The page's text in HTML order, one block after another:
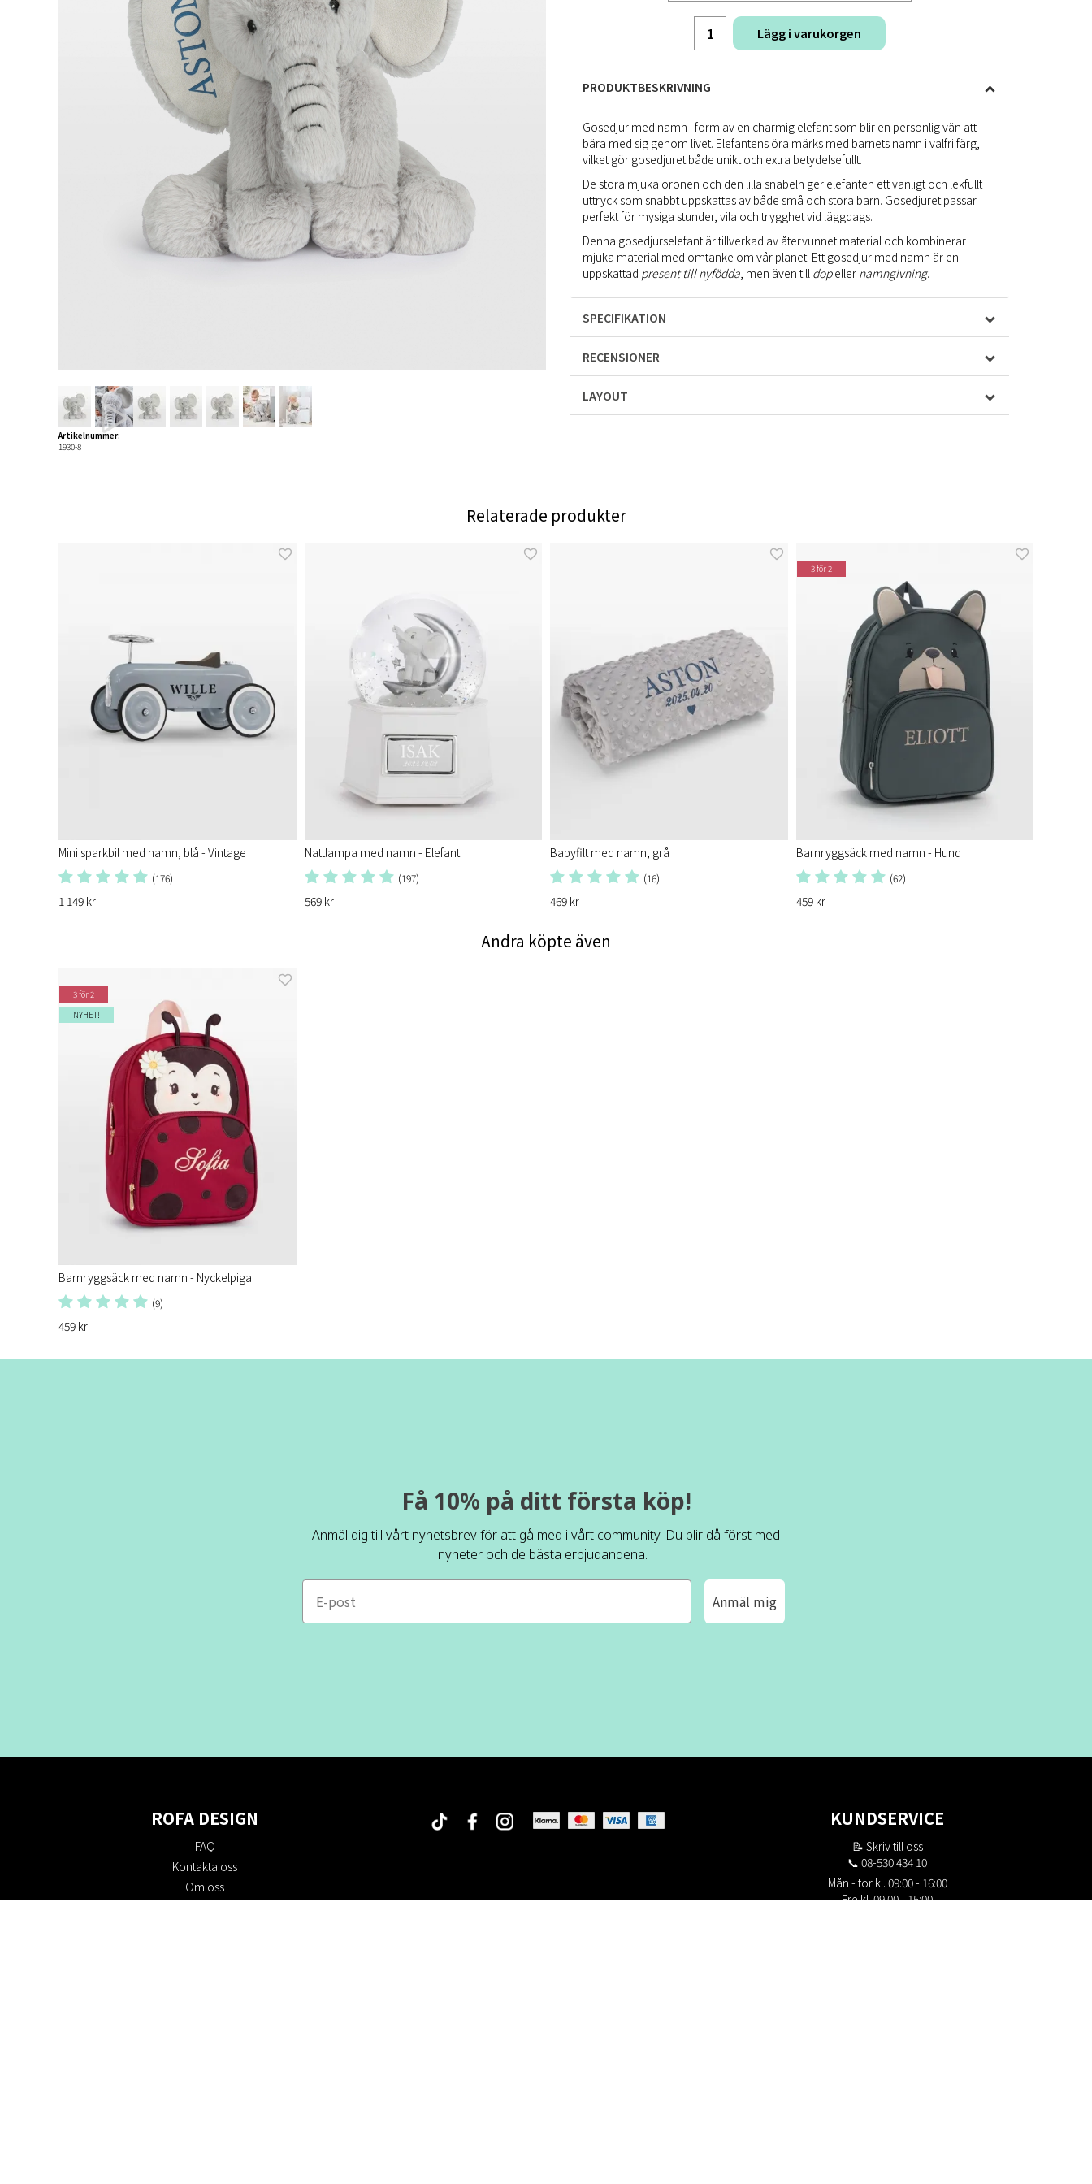
Lägg i varukorgen
PRODUKTBESKRIVNING
Gosedjur med namn i form av en charmig elefant som blir en personlig vän att
bära med sig genom livet. Elefantens öra märks med barnets namn i valfri färg,
vilket gör gosedjuret både unikt och extra betydelsefullt.
De stora mjuka öronen och den lilla snabeln ger elefanten ett vänligt och lekfullt
uttryck som snabbt uppskattas av både små och stora barn. Gosedjuret passar
perfekt för mysiga stunder, vila och trygghet vid läggdags.
Denna gosedjurselefant är tillverkad av återvunnet material och kombinerar
mjuka material med omtanke om vår planet. Ettgosedjur med namn är en
uppskattad present till nyfödda, men även till dopeller namngivning.
SPECIFIKATION
RECENSIONER
LAYOUT
Artikelnummer:
1930-8
Relaterade produkter
Mini sparkbil med namn, blå - Vintage
(176)
1 149 kr
Nattlampa med namn - Elefant
(197)
569 kr
Babyfilt med namn, grå
(16)
469 kr
3 för 2
Barnryggsäck med namn - Hund
(62)
459 kr
Andra köpte även
3 för 2
NYHET!
Barnryggsäck med namn - Nyckelpiga
(9)
459 kr
Få 10% på ditt första köp!
Anmäl dig till vårt nyhetsbrev för att gå med i vårt community. Du blir då först med
nyheter och de bästa erbjudandena.
e-mail
Anmäl mig
ROFA DESIGN
FAQ
Kontakta oss
Om oss
KUNDSERVICE
📝 Skriv till oss
📞 08-530 434 10
Mån - tor kl. 09:00 - 16:00
Fre kl. 09:00 - 15:00